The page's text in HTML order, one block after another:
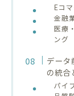
Eコ
金融
医療
ング
データ
の統合
パイ